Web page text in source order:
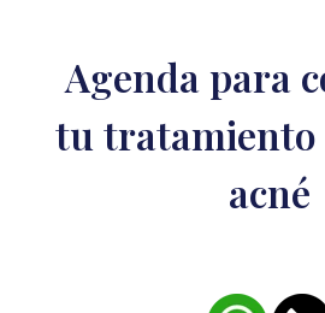
Agenda para
tu tratamiento
acné